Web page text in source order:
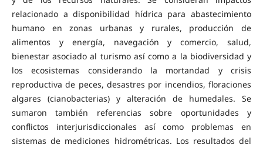
relacionado a disponibilidad hídrica para abastecimiento
humano en zonas urbanas y rurales, producción de
alimentos y energía, navegación y comercio, salud,
bienestar asociado al turismo así como a la biodiversidad y
los ecosistemas considerando la mortandad y crisis
reproductiva de peces, desastres por incendios, floraciones
algares (cianobacterias) y alteración de humedales. Se
sumaron también referencias sobre oportunidades y
conflictos interjurisdiccionales así como problemas en
sistemas de mediciones hidrométricas. Los resultados del